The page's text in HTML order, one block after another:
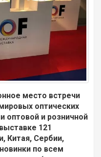
место встречи
оптических
оптовой и розничной
121
Китая, Сербии,
по всем